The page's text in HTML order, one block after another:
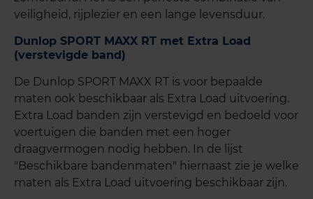
veiligheid, rijplezier en een lange levensduur.
Dunlop SPORT MAXX RT met Extra Load
(verstevigde band)
De Dunlop SPORT MAXX RT is voor bepaalde
maten ook beschikbaar als Extra Load uitvoering.
Extra Load banden zijn verstevigd en bedoeld voor
voertuigen die banden met een hoger
draagvermogen nodig hebben. In de lijst
"Beschikbare bandenmaten" hiernaast zie je welke
maten als Extra Load uitvoering beschikbaar zijn.